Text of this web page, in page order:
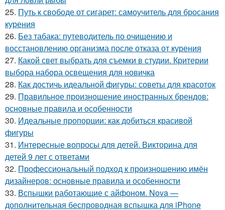
25. Путь к свободе от сигарет: самоучитель для бросания
курения
26. Без табака: путеводитель по очищению и
восстановлению организма после отказа от курения
27. Какой свет выбрать для съемки в студии. Критерии
выбора набора освещения для новичка
28. Как достичь идеальной фигуры: советы для красоток
29. Правильное произношение иностранных брендов:
основные правила и особенности
30. Идеальные пропорции: как добиться красивой
фигуры
31. Интересные вопросы для детей. Викторина для
детей 9 лет с ответами
32. Профессиональный подход к произношению имён
дизайнеров: основные правила и особенности
33. Вспышки работающие с айфоном. Nova —
дополнительная беспроводная вспышка для iPhone